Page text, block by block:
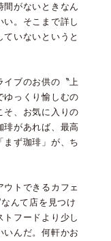
間がないときなん
。そこまで詳し
いないというと
イブのお供の〝上
ゆっくり愉しむの
そ、お気に入りの
琲があれば、最高
まず珈琲」が、ち
トできるカフェ
んて店を見つけ
フードより少し
いんだ。何軒かお